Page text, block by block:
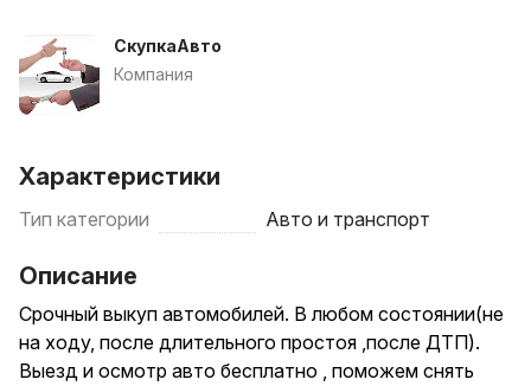
СкупкаАвто
Компания
Характеристики
Тип категории Авто и транспорт
Описание
Срочный выкуп автомобилей. В любом состоянии(не
на ходу, после длительного простоя ,после ДТП).
Выезд и осмотр авто бесплатно , поможем снять